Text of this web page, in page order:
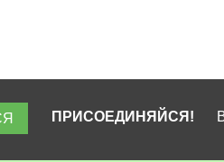
ПРИСОЕДИНЯЙСЯ!